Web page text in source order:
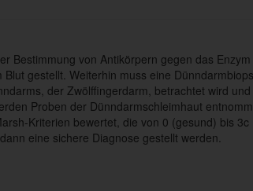
Bestimmung von Antikörpern gegen das Enzym
Blut gestellt. Weiterhin muss eine
der Zwölffingerdarm, betrachtet wird
Proben der Dünndarmschleimhaut
Kriterien bewertet, die von 0 (gesund) bis 3c
eine sichere Diagnose gestellt werden.